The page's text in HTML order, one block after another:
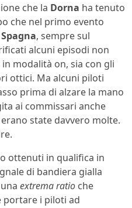
che la Dorna ha tenuto
che nel primo evento
, sempre sul
alcuni episodi non
modalità on, sia con gli
ottici. Ma alcuni piloti
prima di alzare la mano
ai commissari anche
erano state davvero molte.
ottenuti in qualifica in
di bandiera gialla
extrema ratio che
portare i piloti ad